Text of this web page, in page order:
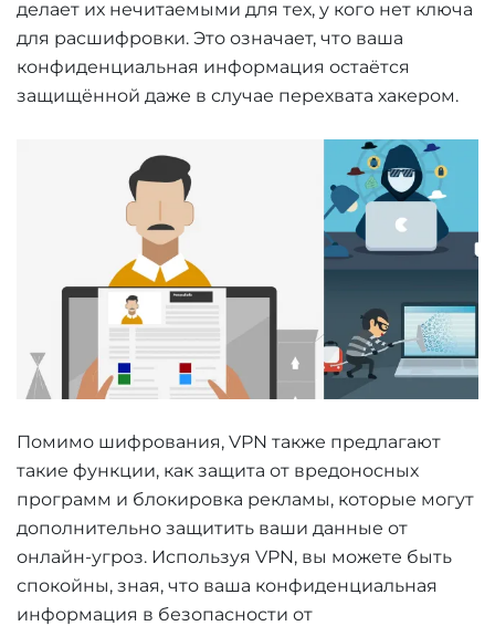
делает их нечитаемыми для тех, у кого нет ключа
для расшифровки. Это означает, что ваша
конфиденциальная информация остаётся
защищённой даже в случае перехвата хакером.
Помимо шифрования, VPN также предлагают
такие функции, как защита от вредоносных
программ и блокировка рекламы, которые могут
дополнительно защитить ваши данные от
онлайн-угроз. Используя VPN, вы можете быть
спокойны, зная, что ваша конфиденциальная
информация в безопасности от